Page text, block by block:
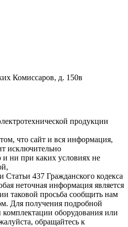
Комиссаров, д. 150в
продукции
что сайт и вся информация,
исключительно
ни при каких условиях не
437 Гражданского кодекса
неточная информация является
таковой просьба сообщить нам
Для получения подробной
оборудования или
обращайтесь к